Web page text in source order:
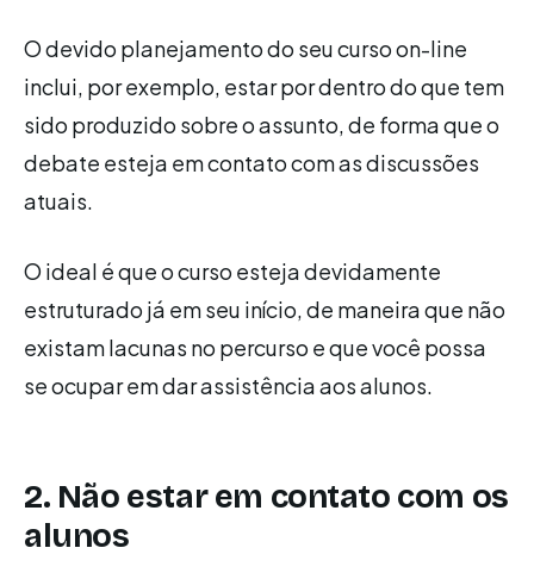
O devido planejamento do seu curso on-line
inclui, por exemplo, estar por dentro do que tem
sido produzido sobre o assunto, de forma que o
debate esteja em contato com as discussões
atuais.
O ideal é que o curso esteja devidamente
estruturado já em seu início, de maneira que não
existam lacunas no percurso e que você possa
se ocupar em dar assistência aos alunos.
2. Não estar em contato com os
alunos